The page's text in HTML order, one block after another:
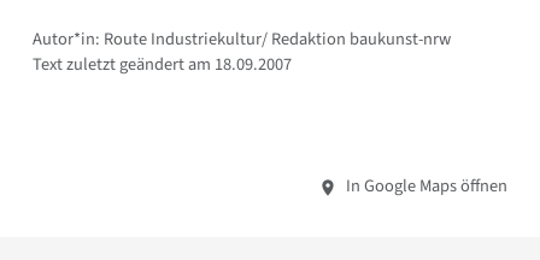
Autor*in: Route Industriekultur/ Redaktion baukunst-nrw
Text zuletzt geändert am 18.09.2007
In Google Maps öffnen